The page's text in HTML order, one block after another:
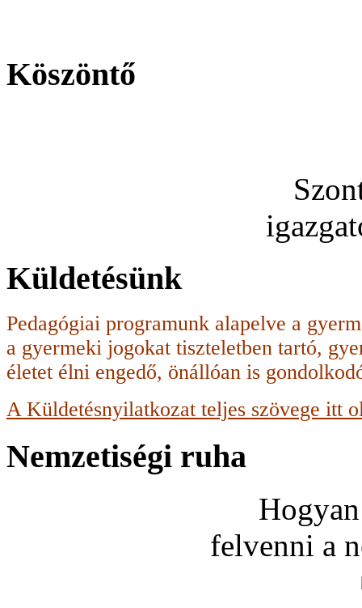
Köszöntő
Küldetésünk
Pedagógiai programunk alapelve a
a gyermeki jogokat tiszteletben tartó,
életet élni engedő, önállóan is
A Küldetésnyilatkozat teljes szövege itt
Nemzetiségi ruha
felvenni a